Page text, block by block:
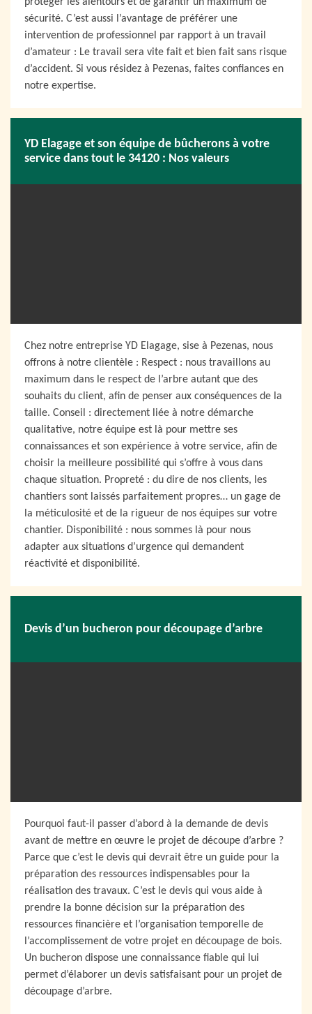
sécurité. C’est aussi l’avantage de préférer une
intervention de professionnel par rapport à un travail
d’amateur : Le travail sera vite fait et bien fait sans risque
d’accident. Si vous résidez à Pezenas, faites confiances en
notre expertise.
YD Elagage et son équipe de bûcherons à votre
service dans tout le 34120 : Nos valeurs
Chez notre entreprise YD Elagage, sise à Pezenas, nous
offrons à notre clientèle : Respect : nous travaillons au
maximum dans le respect de l’arbre autant que des
souhaits du client, afin de penser aux conséquences de la
taille. Conseil : directement liée à notre démarche
qualitative, notre équipe est là pour mettre ses
connaissances et son expérience à votre service, afin de
choisir la meilleure possibilité qui s’offre à vous dans
chaque situation. Propreté : du dire de nos clients, les
chantiers sont laissés parfaitement propres… un gage de
la méticulosité et de la rigueur de nos équipes sur votre
chantier. Disponibilité : nous sommes là pour nous
adapter aux situations d’urgence qui demandent
réactivité et disponibilité.
Devis d’un bucheron pour découpage d’arbre
Pourquoi faut-il passer d’abord à la demande de devis
avant de mettre en œuvre le projet de découpe d’arbre ?
Parce que c’est le devis qui devrait être un guide pour la
préparation des ressources indispensables pour la
réalisation des travaux. C’est le devis qui vous aide à
prendre la bonne décision sur la préparation des
ressources financière et l’organisation temporelle de
l’accomplissement de votre projet en découpage de bois.
Un bucheron dispose une connaissance fiable qui lui
permet d’élaborer un devis satisfaisant pour un projet de
découpage d’arbre.